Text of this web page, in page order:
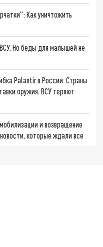
Как уничтожить
Но беды для малышей не
Palantir в России. Страны
оружия. ВСУ теряют
и возвращение
которые ждали все